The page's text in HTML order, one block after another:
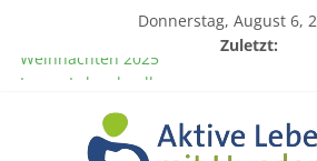
Donnerstag, August 6,
Zuletzt:
Weihnachten 2025
Loona Labradoodle
Besucht uns auf der „Newstrend
Kempf in Bad König.